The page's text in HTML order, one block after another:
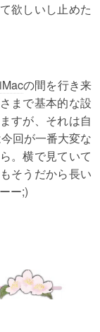
欲しいし止めた
iMacの間を行き来
まで基本的な設
すが、それは自
回が一番大変な
。横で見ていて
そうだから長い
ー;)